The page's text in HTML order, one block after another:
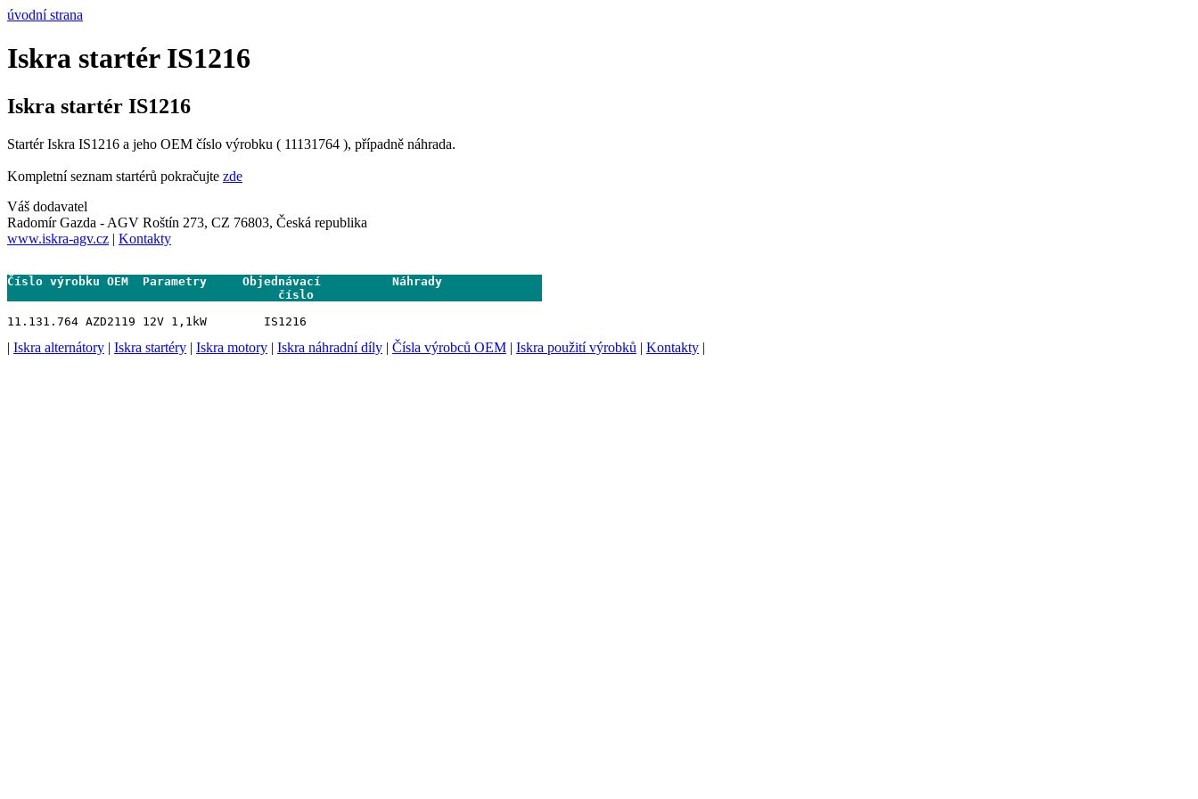
úvodní strana
Iskra startér IS1216
Iskra startér IS1216
Startér Iskra IS1216 a jeho OEM číslo výrobku ( 11131764 ), případně náhrada.
Kompletní seznam startérů pokračujte zde
Váš dodavatel
Radomír Gazda - AGV Roštín 273, CZ 76803, Česká republika
www.iskra-agv.cz | Kontakty
Číslo výrobku OEM  Parametry     Objednávací          Náhrady
                                      číslo
| Iskra alternátory | Iskra startéry | Iskra motory | Iskra náhradní díly | Čísla výrobců OEM | Iskra použití výrobků | Kontakty |